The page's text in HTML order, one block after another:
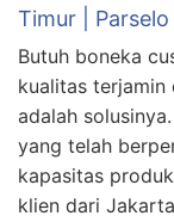
Timur | Parselo
Butuh boneka
kualitas terjamin
adalah
yang telah
kapasitas
klien dari